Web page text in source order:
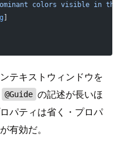
colors visible in
テキストウィンドウを
@Guide の記述が長いほ
パティは省く・プロパ
有効だ。